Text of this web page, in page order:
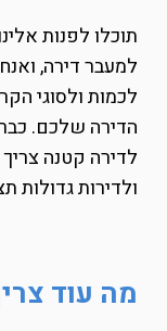
תוכלו לפנות
למעבר דירה,
לכמות ולסוגי
הדירה שלכם.
ולדירות גדולות
מה עוד